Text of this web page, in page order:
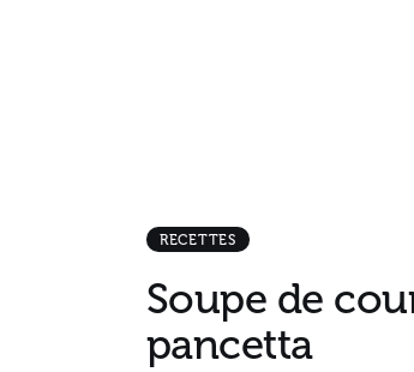
RECETTES
Soupe de
pancetta